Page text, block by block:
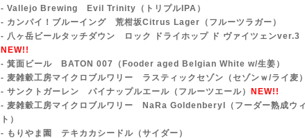
- Vallejo Brewing Evil Trinity（トリプルIPA）
- カンパイ！ブルーイング 荒柑坂Citrus Lager（フルーツラガー）
- 八ヶ岳ビールタッチダウン ロック ドライホップ ド ヴァイツェンver.3
NEW!!
- 箕面ビール BATON 007（Fooder aged Belgian White w/生姜）
- 麦雑穀工房マイクロブルワリー ラスティックセゾン（セゾンｗ/ライ麦）
- サンクトガーレン パイナップルエール（フルーツエール）
NEW!!
- 麦雑穀工房マイクロブルワリー NaRa Goldenberyl（フーダー熟成ウ
ト）
- もりやま園 テキカカシードル（サイダー）